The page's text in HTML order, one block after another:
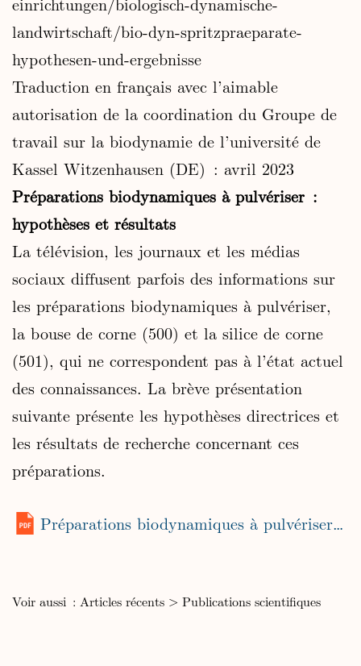
landwirtschaft/bio-dyn-spritzpraeparate-
hypothesen-und-ergebnisse
Traduction en français avec l’aimable
autorisation de la coordination du Groupe de
travail sur la biodynamie de l’université de
Kassel Witzenhausen (DE) : avril 2023
Préparations biodynamiques à pulvériser :
hypothèses et résultats
La télévision, les journaux et les médias
sociaux diffusent parfois des informations sur
les préparations biodynamiques à pulvériser,
la bouse de corne (500) et la silice de corne
(501), qui ne correspondent pas à l’état actuel
des connaissances. La brève présentation
suivante présente les hypothèses directrices et
les résultats de recherche concernant ces
préparations.
Préparations biodynamiques à pulvériser – hypothèses et résultats
Voir aussi : Articles récents > Publications scientifiques